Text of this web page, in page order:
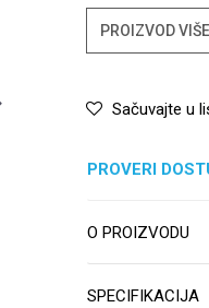
PROIZVOD
Sačuvajte u
PROVERI
O PROIZVODU
SPECIFIKACIJA